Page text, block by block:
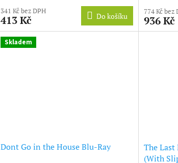
341 Kč bez DPH
413 Kč Do košíku
774 Kč bez
936 Kč
Skladem
Dont Go in the House Blu-Ray
The
(With